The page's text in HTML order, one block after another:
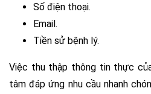
Số điện thoại.
Email.
Tiền sử bệnh lý.
Việc thu thập thông tin thực
tâm đáp ứng nhu cầu nhanh